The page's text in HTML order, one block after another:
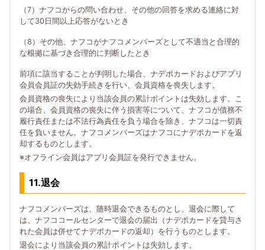
（7）ナフコからの問い合わせ、その他の回答を求める連絡に対
して30日間以上応答がないとき
（8）その他、ナフコがナフコメンバーズとして不適当と合理的
な根拠に基づき合理的に判断したとき
前項に該当することが判明した場合、ナデポカードおよびアプリ
会員会員証の失効手続きを行い、会員資格を喪失します。
会員資格の喪失により当該会員の累計ポイントは失効します。こ
の場合、会員資格の喪失に伴う損害等について、ナフコが債務不
履行責任または不法行為責任を負う場合を除き、ナフコは一切責
任を負いません。ナフコメンバーズはナフコにナデポカードを返
却するものとします。
※オフライン会員はアプリ会員証を発行できません。
11.退会
ナフコメンバーズは、随時退会できるものとし、退会に際して
は、ナフココールセンターで退会の届出（ナデポカードを貸与さ
れた会員は併せてナデポカードの返却）を行うものとします。
退会により当該会員の累計ポイントは失効します。